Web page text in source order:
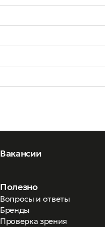
Вакансии
Полезно
Вопросы и ответы
Бренды
Проверка зрения